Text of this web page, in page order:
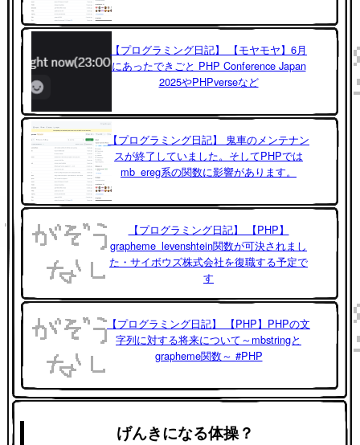
【プログラミング日記】 【モヤモヤ】6月
にあったできごと PHP Conference Japan
2025やPHPverseなど
【プログラミング日記】 鬼車のメンテナン
スが終了していました。そしてPHPでは
mb_ereg系の関数に影響があります。
【プログラミング日記】 【PHP】
grapheme_levenshtein関数が可決されまし
た・サイボウズ株式会社を復職する予定で
す
【プログラミング日記】 【PHP】PHPの文
字列に対する将来について～mbstringと
grapheme関数～ #PHP
げんきになる体操？